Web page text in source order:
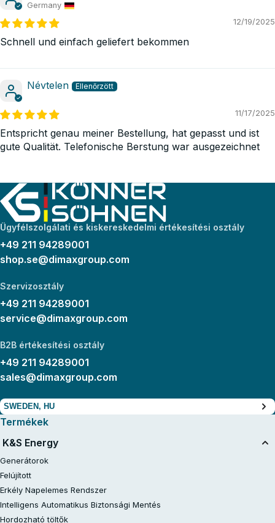
Germany
12/19/2025
Schnell und einfach geliefert bekommen
Névtelen
11/17/2025
Entspricht genau meiner Bestellung, hat gepasst und ist
gute Qualität. Telefonische Berstung war ausgezeichnet
Ügyfélszolgálati és kiskereskedelmi értékesítési osztály
+49 211 94289001
shop.se@dimaxgroup.com
Szervizosztály
+49 211 94289001
service@dimaxgroup.com
B2B értékesítési osztály
+49 211 94289001
sales@dimaxgroup.com
SWEDEN, HU
Termékek
K&S Energy
Generátorok
Felújított
Erkély Napelemes Rendszer
Intelligens Automatikus Biztonsági Mentés
Hordozható töltők